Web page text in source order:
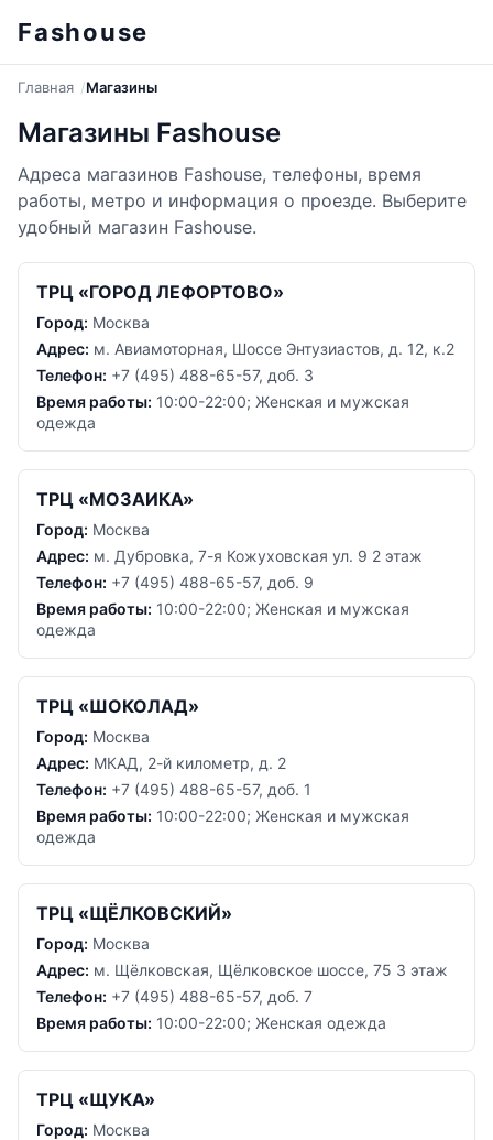
Fashouse
Главная Магазины
Магазины Fashouse
Адреса магазинов Fashouse, телефоны, время
работы, метро и информация о проезде. Выберите
удобный магазин Fashouse.
ТРЦ «ГОРОД ЛЕФОРТОВО»
Город: Москва
Адрес: м. Авиамоторная, Шоссе Энтузиастов, д. 12, к.2
Телефон: +7 (495) 488-65-57, доб. 3
Время работы: 10:00-22:00; Женская и мужская
одежда
ТРЦ «МОЗАИКА»
Город: Москва
Адрес: м. Дубровка, 7-я Кожуховская ул. 9 2 этаж
Телефон: +7 (495) 488-65-57, доб. 9
Время работы: 10:00-22:00; Женская и мужская
одежда
ТРЦ «ШОКОЛАД»
Город: Москва
Адрес: МКАД, 2-й километр, д. 2
Телефон: +7 (495) 488-65-57, доб. 1
Время работы: 10:00-22:00; Женская и мужская
одежда
ТРЦ «ЩЁЛКОВСКИЙ»
Город: Москва
Адрес: м. Щёлковская, Щёлковское шоссе, 75 3 этаж
Телефон: +7 (495) 488-65-57, доб. 7
Время работы: 10:00-22:00; Женская одежда
ТРЦ «ЩУКА»
Город: Москва